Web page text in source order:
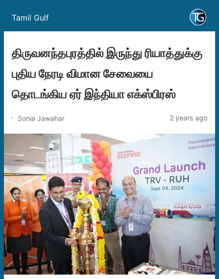
Tamil Gulf
திருவனந்தபுரத்தில் இருந்து ரியாத்துக்கு
புதிய நேரடி விமான சேவையை
தொடங்கிய ஏர் இந்தியா எக்ஸ்பிரஸ்
Sonia Jawahar 2 years ago